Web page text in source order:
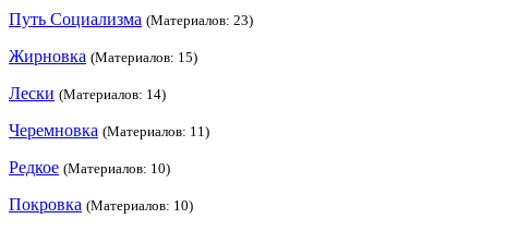
Путь Социализма (Материалов: 23)
Жирновка (Материалов: 15)
Лески (Материалов: 14)
Черемновка (Материалов: 11)
Редкое (Материалов: 10)
Покровка (Материалов: 10)